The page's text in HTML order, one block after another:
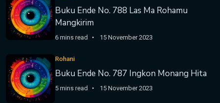
Buku Ende No. 788 Las Ma Rohamu
Mangkirim
6 mins read 15 November 2023
Rohani
Buku Ende No. 787 Ingkon Monang Hita
5 mins read 15 November 2023